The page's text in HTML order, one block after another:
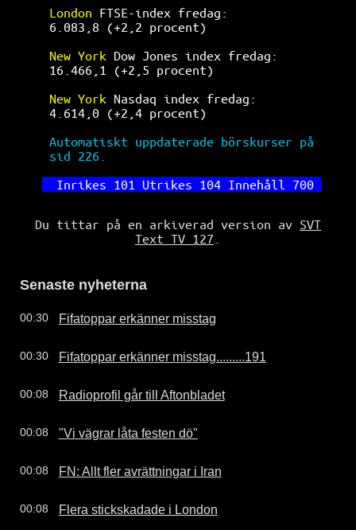
London FTSE-index fredag:
6.083,8 (+2,2 procent)
New York Dow Jones index fredag:
16.466,1 (+2,5 procent)
New York Nasdaq index fredag:
4.614,0 (+2,4 procent)
Automatiskt uppdaterade börskurser på
sid 226.
Inrikes 101 Utrikes 104 Innehåll 700
Du tittar på en arkiverad version av SVT
Text TV 127
Senaste nyheterna
00:30 Fifatoppar erkänner misstag
00:30 Fifatoppar erkänner misstag.........191
00:08 Radioprofil går till Aftonbladet
00:08 "Vi vägrar låta festen dö"
00:08 FN: Allt fler avrättningar i Iran
00:08 Flera stickskadade i London